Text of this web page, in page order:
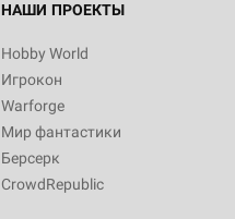
НАШИ ПРОЕКТЫ
Hobby World
Игрокон
Warforge
Мир фантастики
Берсерк
CrowdRepublic